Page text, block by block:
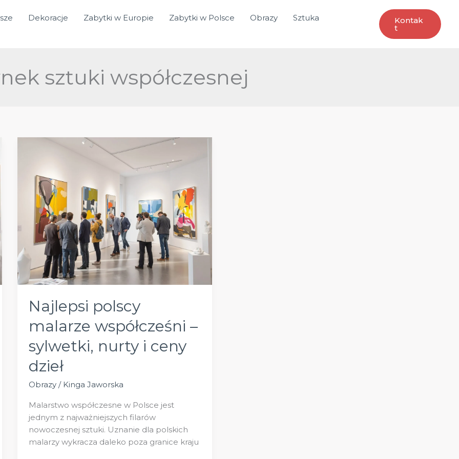
Dekoracje Zabytki w Europie Zabytki w Polsce Obrazy
Sztuka
Kontak
T
sztuki współczesnej
Najlepsi polscy
malarze współcześni –
sylwetki, nurty i ceny
dzieł
Obrazy / Kinga Jaworska
Malarstwo współczesne w Polsce jest
jednym z najważniejszych filarów
nowoczesnej sztuki. Uznanie dla polskich
malarzy wykracza daleko poza granice kraju